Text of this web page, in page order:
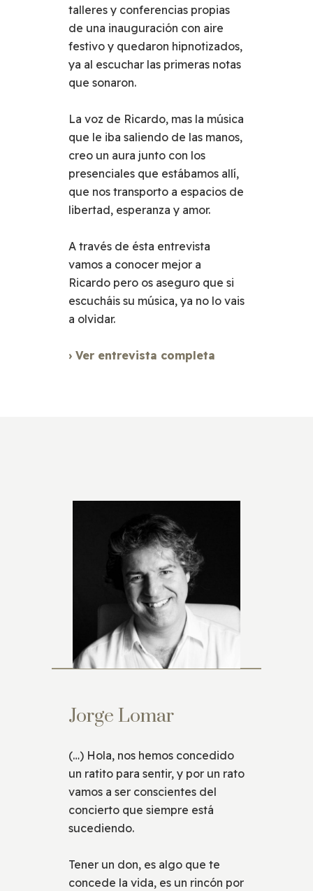
talleres y conferencias propias
de una inauguración con aire
festivo y quedaron hipnotizados,
ya al escuchar las primeras notas
que sonaron.
La voz de Ricardo, mas la música
que le iba saliendo de las manos,
creo un aura junto con los
presenciales que estábamos allí,
que nos transporto a espacios de
libertad, esperanza y amor.
A través de ésta entrevista
vamos a conocer mejor a
Ricardo pero os aseguro que si
escucháis su música, ya no lo vais
a olvidar.
› Ver entrevista completa
Jorge Lomar
(…) Hola, nos hemos concedido
un ratito para sentir, y por un rato
vamos a ser conscientes del
concierto que siempre está
sucediendo.
Tener un don, es algo que te
concede la vida, es un rincón por